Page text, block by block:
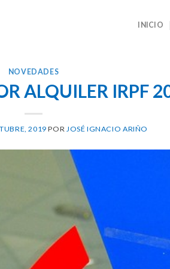
INICIO
NOVEDADES
ALQUILER IRPF
2019 POR JOSÉ IGNACIO ARIÑO